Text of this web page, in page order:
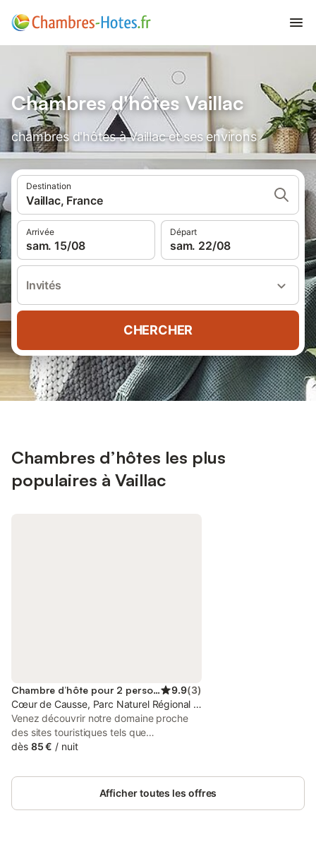
Chambres d'hôtes Vaillac
chambres d'hôtes à Vaillac et ses environs
Destination
Vaillac, France
Arrivée
sam. 15/08
Départ
sam. 22/08
Invités
CHERCHER
Chambres d’hôtes les plus
populaires à Vaillac
Chambre d’hôte pour 2 personnes 9.9(3)
Cœur de Causse, Parc Naturel Régional des Causses du Quercy
Venez découvrir notre domaine proche
des sites touristiques tels que
rocamadour, Saint Cirq la Popie, Sarlat, le
sa gastronomie.
dès 85 € / nuit
Afficher toutes les offres